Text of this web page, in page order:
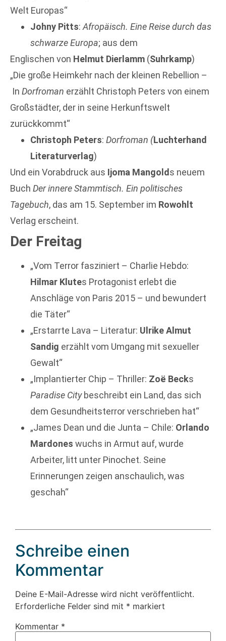
Welt Europas“
Johny Pitts: Afropäisch. Eine Reise durch das
schwarze Europa; aus dem
Englischen von Helmut Dierlamm (Suhrkamp)
„Die große Heimkehr nach der kleinen Rebellion –
In Dorfroman erzählt Christoph Peters von einem
Großstädter, der in seine Herkunftswelt
zurückkommt“
Christoph Peters: Dorfroman (Luchterhand
Literaturverlag)
Und ein Vorabdruck aus Ijoma Mangolds neuem
Buch Der innere Stammtisch. Ein politisches
Tagebuch, das am 15. September im Rowohlt
Verlag erscheint.
Der Freitag
„Vom Terror fasziniert – Charlie Hebdo:
Hilmar Klutes Protagonist erlebt die
Anschläge von Paris 2015 – und bewundert
die Täter“
„Erstarrte Lava – Literatur: Ulrike Almut
Sandig erzählt vom Umgang mit sexueller
Gewalt“
„Implantierter Chip – Thriller: Zoë Becks
Paradise Citybeschreibt ein Land, das sich
dem Gesundheitsterror verschrieben hat“
„James Dean und die Junta – Chile: Orlando
Mardones wuchs in Armut auf, wurde
Arbeiter, litt unter Pinochet. Seine
Erinnerungen zeigen anschaulich, was
geschah“
Schreibe einen
Kommentar
Deine E-Mail-Adresse wird nicht veröffentlicht.
Erforderliche Felder sind mit * markiert
Kommentar *